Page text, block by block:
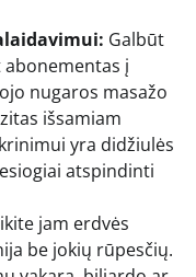
Galbūt
į
nugaros masažo
išsamiam
yra didžiulės
atspindinti
jam erdvės
be jokių rūpesčių.